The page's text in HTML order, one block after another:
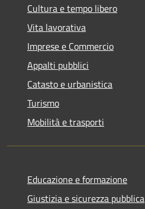
Cultura e tempo libero
Vita lavorativa
Imprese e Commercio
Appalti pubblici
Catasto e urbanistica
Turismo
Mobilità e trasporti
Educazione e formazione
Giustizia e sicurezza pubblica